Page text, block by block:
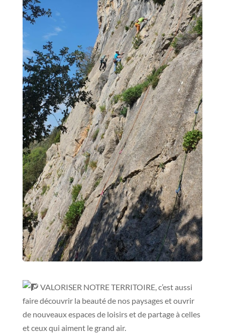
VALORISER NOTRE TERRITOIRE, c’est aussi
faire découvrir la beauté de nos paysages et ouvrir
de nouveaux espaces de loisirs et de partage à celles
et ceux qui aiment le grand air.